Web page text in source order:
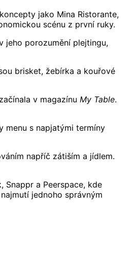
jako Mina Ristorante,
scénu z první ruky.
jeho porozumění plejtingu,
brisket, žebírka a kouřové
v magazínu My Table.
menu s napjatými termíny
napříč zátiším a jídlem.
a Peerspace, kde
jednoho správným